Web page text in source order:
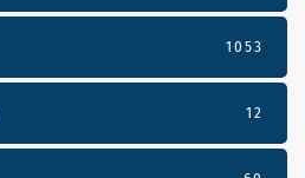
1053
12